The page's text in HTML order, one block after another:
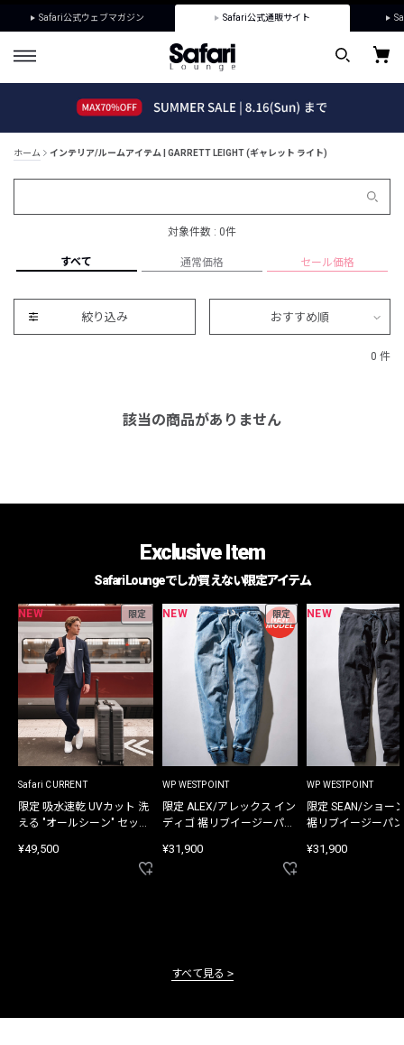
Safari公式ウェブマガジン Safari公式通販サイト
ホーム インテリア/ルームアイテム | GARRETT LEIGHT (ギャレット ライト)
対象件数 : 0件
すべて 通常価格 セール価格
絞り込み おすすめ順
0 件
該当の商品がありません
Exclusive Item
Safari Loungeでしか買えない限定アイテム
NEW 限定
Safari CURRENT
限定 吸水速乾 UVカット 洗
える "オールシーン" セット
¥49,500
NEW 限定
WP WESTPOINT
限定 ALEX/アレックス イン
ディゴ 裾リブイージーパン
¥31,900
NEW
WP WESTPOINT
限定 SEAN/ショー
裾リブイージーパ
¥31,900
すべて見る